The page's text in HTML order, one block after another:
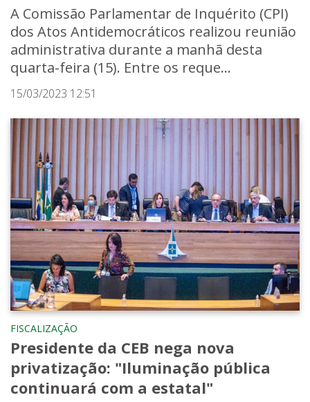
A Comissão Parlamentar de Inquérito (CPI)
dos Atos Antidemocráticos realizou reunião
administrativa durante a manhã desta
quarta-feira (15). Entre os reque...
15/03/2023 12:51
FISCALIZAÇÃO
Presidente da CEB nega nova
privatização: "Iluminação pública
continuará com a estatal"